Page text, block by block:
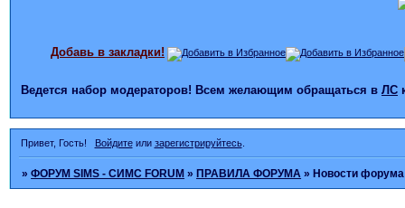
Добавь в закладки!
Ведется набор модераторов! Всем желающим обращаться в ЛС
Привет, Гость! Войдитеили зарегистрируйтесь.
»ФОРУМ SIMS - СИМС FORUM »ПРАВИЛА ФОРУМА »Новости форума